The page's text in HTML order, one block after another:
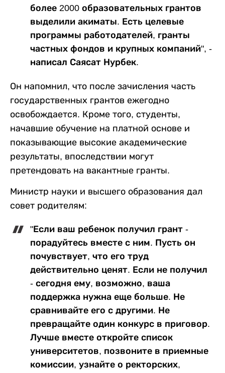
более 2000 образовательных грантов
выделили акиматы. Есть целевые
программы работодателей, гранты
частных фондов и крупных компаний", -
написал Саясат Нурбек.
Он напомнил, что после зачисления часть
государственных грантов ежегодно
освобождается. Кроме того, студенты,
начавшие обучение на платной основе и
показывающие высокие академические
результаты, впоследствии могут
претендовать на вакантные гранты.
Министр науки и высшего образования дал
совет родителям:
"Если ваш ребенок получил грант -
порадуйтесь вместе с ним. Пусть он
почувствует, что его труд
действительно ценят. Если не получил
- сегодня ему, возможно, ваша
поддержка нужна еще больше. Не
сравнивайте его с другими. Не
превращайте один конкурс в приговор.
Лучше вместе откройте список
университетов, позвоните в приемные
комиссии, узнайте о ректорских,